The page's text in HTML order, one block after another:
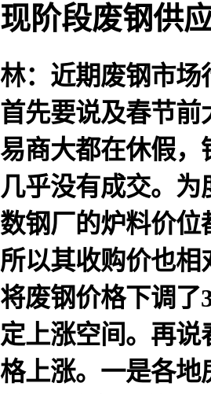
现阶段废钢供
林：近期废钢市
首先要说及春节前
易商大都在休假，
几乎没有成交。
数钢厂的炉料价位
所以其收购价也相
将废钢价格下调了
定上涨空间。再
格上涨。一是各